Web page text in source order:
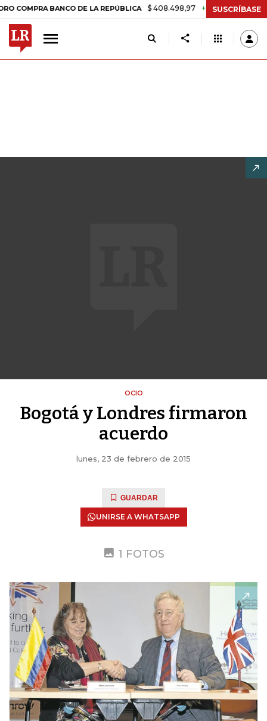
BANCO DE LA REPÚBLICA $ 408.498,97 +$ 8.753,81 +2,19%
SUSCRÍBASE
OCIO
Bogotá y Londres firmaron
acuerdo
lunes, 23 de febrero de 2015
GUARDAR
UNIRSE A WHATSAPP
1 FOTOS